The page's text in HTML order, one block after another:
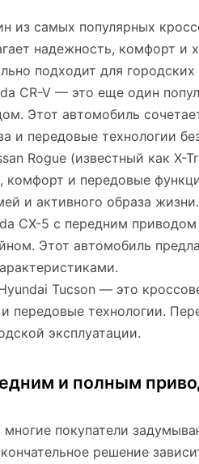
из самых популярных
надежность, комфорт и
подходит для
CR-V — это еще один
Этот автомобиль
и передовые технологии
Rogue (известный как X-
комфорт и передовые
и активного образа жизни.
CX-5 с передним
Этот автомобиль
Tucson — это
передовые технологии.
эксплуатации.
и полным
покупатели
решение